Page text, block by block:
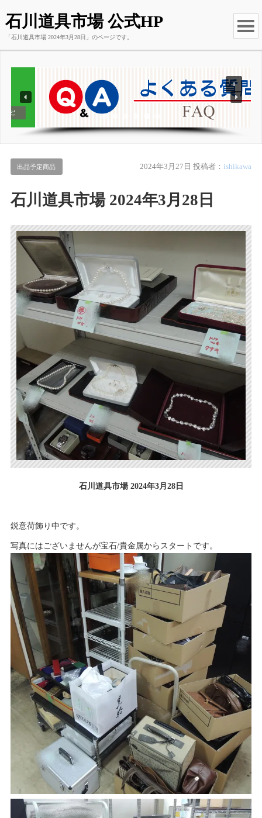
石川道具市場 公式HP
「石川道具市場 2024年3月28日」のページです。
出品予定商品 2024年3月27日 投稿者：ishikawa
石川道具市場 2024年3月28日
石川道具市場 2024年3月28日
鋭意荷飾り中です。
写真にはございませんが宝石/貴金属からスタートです。